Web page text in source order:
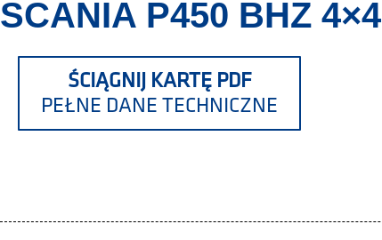
SCANIA P450 BHZ 4×4
ŚCIĄGNIJ KARTĘ PDF
PEŁNE DANE TECHNICZNE